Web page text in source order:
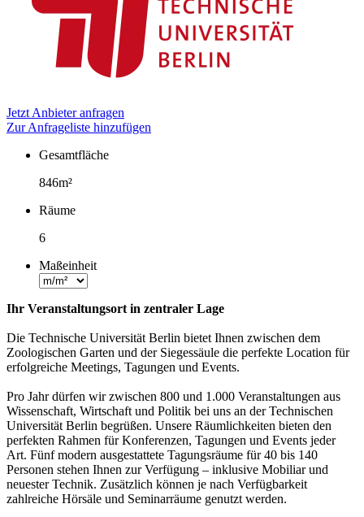
Jetzt Anbieter anfragen
Zur Anfrageliste hinzufügen
Fakten
Gesamtfläche
846m²
Räume
6
Maßeinheit
Ihr Veranstaltungsort in zentraler Lage
Die Technische Universität Berlin bietet Ihnen zwischen dem
Zoologischen Garten und der Siegessäule die perfekte Location für
erfolgreiche Meetings, Tagungen und Events.
Pro Jahr dürfen wir zwischen 800 und 1.000 Veranstaltungen aus
Wissenschaft, Wirtschaft und Politik bei uns an der Technischen
Universität Berlin begrüßen. Unsere Räumlichkeiten bieten den
perfekten Rahmen für Konferenzen, Tagungen und Events jeder
Art. Fünf modern ausgestattete Tagungsräume für 40 bis 140
Personen stehen Ihnen zur Verfügung – inklusive Mobiliar und
neuester Technik. Zusätzlich können je nach Verfügbarkeit
zahlreiche Hörsäle und Seminarräume genutzt werden.